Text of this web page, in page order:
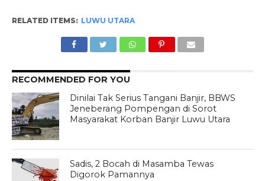
RELATED ITEMS: LUWU UTARA
RECOMMENDED FOR YOU
Dinilai Tak Serius Tangani Banjir, BBWS
Jeneberang Pompengan di Sorot
Masyarakat Korban Banjir Luwu Utara
Sadis, 2 Bocah di Masamba Tewas
Digorok Pamannya